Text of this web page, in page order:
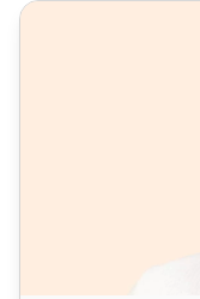
Software de